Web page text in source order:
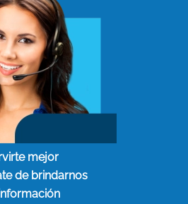
mejor
de brindarnos